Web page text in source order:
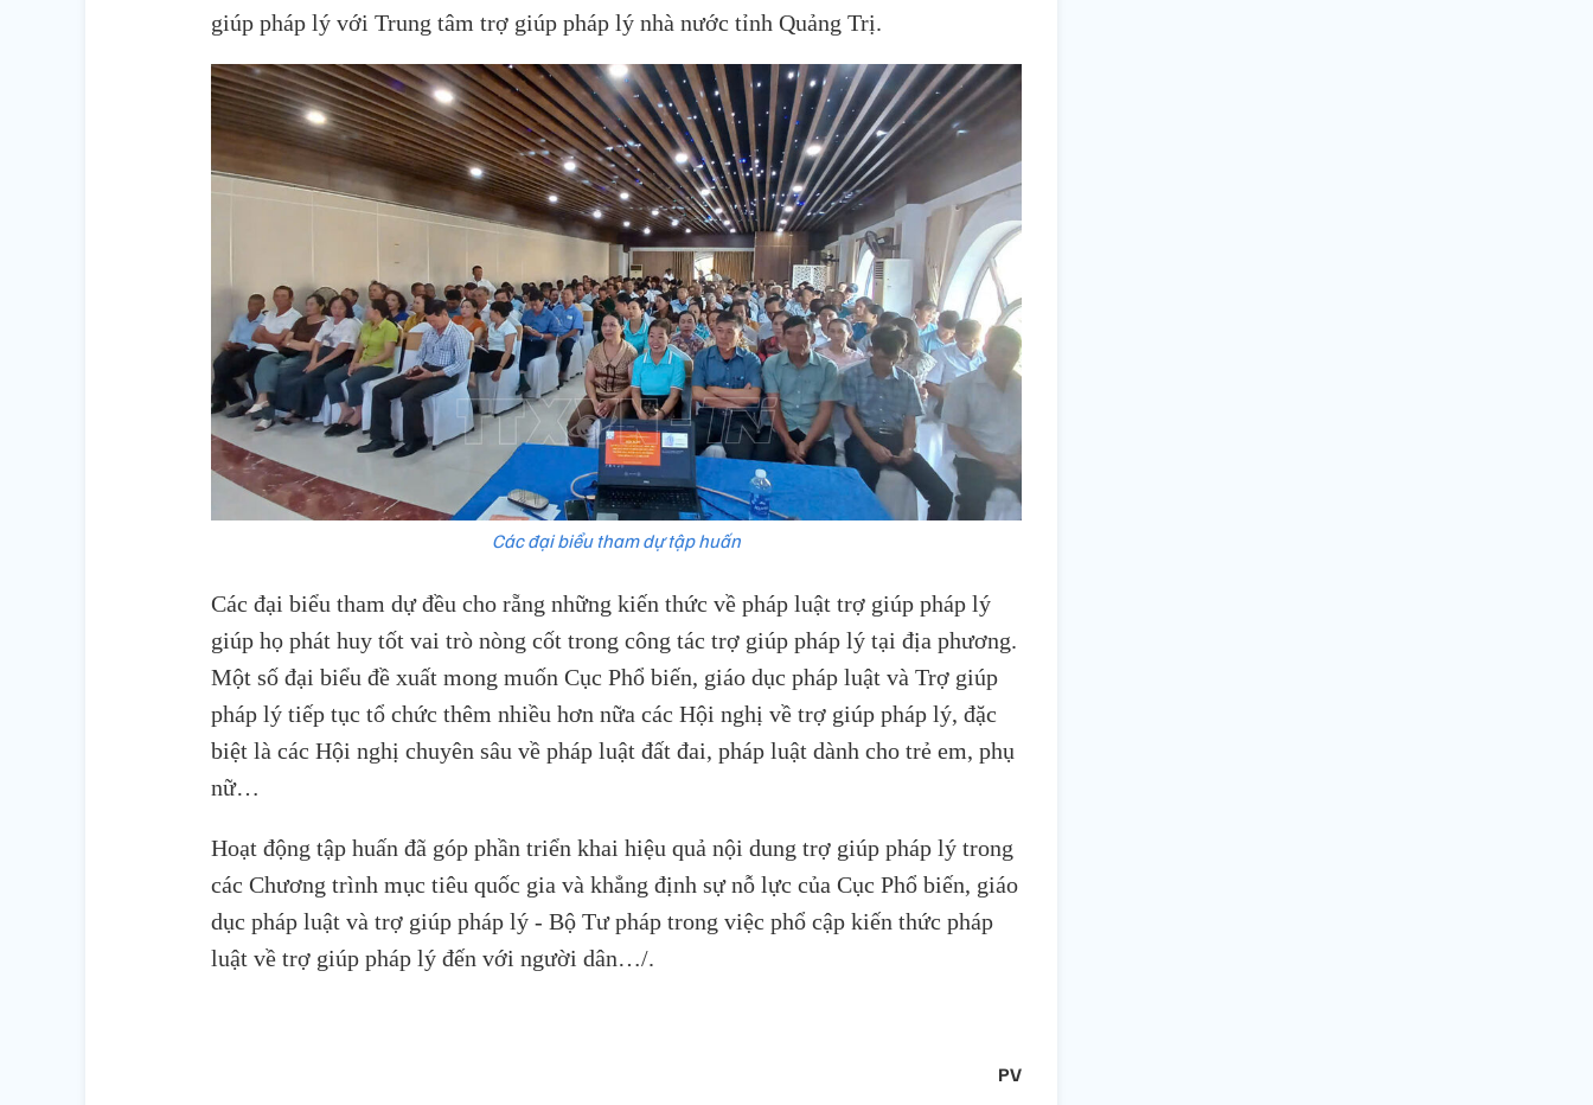
giúp pháp lý với Trung tâm trợ giúp pháp lý nhà nước tỉnh Quảng Trị.
Các đại biểu tham dự tập huấn
Các đại biểu tham dự đều cho rẵng những kiến thức về pháp luật trợ giúp pháp lý
giúp họ phát huy tốt vai trò nòng cốt trong công tác trợ giúp pháp lý tại địa phương.
Một số đại biểu đề xuất mong muốn Cục Phổ biến, giáo dục pháp luật và Trợ giúp
pháp lý tiếp tục tổ chức thêm nhiều hơn nữa các Hội nghị về trợ giúp pháp lý, đặc
biệt là các Hội nghị chuyên sâu về pháp luật đất đai, pháp luật dành cho trẻ em, phụ
nữ…
Hoạt động tập huấn đã góp phần triển khai hiệu quả nội dung trợ giúp pháp lý trong
các Chương trình mục tiêu quốc gia và khẳng định sự nỗ lực của Cục Phổ biến, giáo
dục pháp luật và trợ giúp pháp lý - Bộ Tư pháp trong việc phổ cập kiến thức pháp
luật về trợ giúp pháp lý đến với người dân…/.
PV